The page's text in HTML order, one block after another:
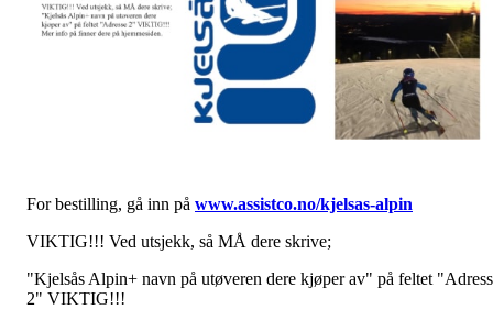
For bestilling, gå inn på www.assistco.no/kjelsas-alpin
VIKTIG!!! Ved utsjekk, så MÅ dere skrive;
"Kjelsås Alpin+ navn på utøveren dere kjøper av" på feltet
2" VIKTIG!!!